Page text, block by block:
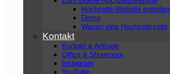
Hochzeits-Website erstellen
Demo
Warum eine Hochzeitsseite
Kontakt
Kontakt & Anfrage
Office & Showroom
Instagram
YouTube